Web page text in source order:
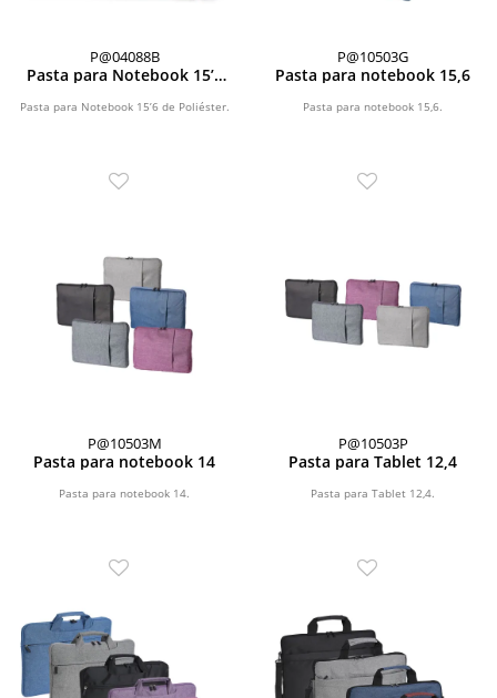
P@04088B
Pasta para Notebook 15’6
Pasta para Notebook 15’6 de Poliéster.
P@10503G
Pasta para notebook 15,6
Pasta para notebook 15,6.
P@10503M
Pasta para notebook 14
Pasta para notebook 14.
P@10503P
Pasta para Tablet 12,4
Pasta para Tablet 12,4.